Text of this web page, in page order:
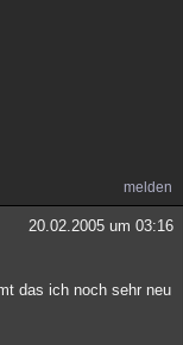
melden
20.02.2005 um 03:16
das ich noch sehr neu